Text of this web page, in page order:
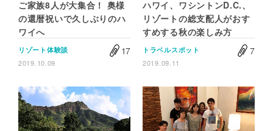
ご家族8人が大集合！ 奥様
の還暦祝いで久しぶりのハ
ワイへ
リゾート体験談
2019.10.09
17
ハワイ、ワシントンD.C.、
リゾートの総支配人がおす
すめする秋の楽しみ方
トラベルスポット
2019.09.11
7